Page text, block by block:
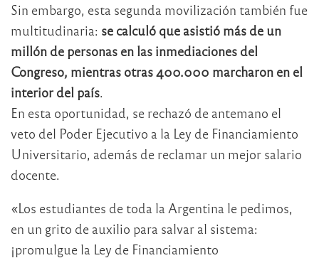
Sin embargo, esta segunda movilización también fue
multitudinaria: se calculó que asistió más de un
millón de personas en las inmediaciones del
Congreso, mientras otras 400.000 marcharon en el
interior del país.
En esta oportunidad, se rechazó de antemano el
veto del Poder Ejecutivo a la Ley de Financiamiento
Universitario, además de reclamar un mejor salario
docente.
«Los estudiantes de toda la Argentina le pedimos,
en un grito de auxilio para salvar al sistema:
¡promulgue la Ley de Financiamiento